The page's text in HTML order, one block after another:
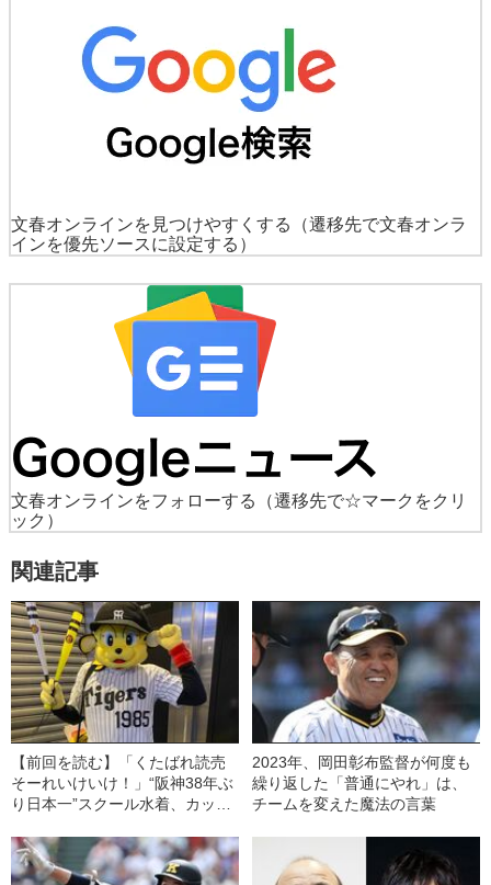
文春オンラインを見つけやすくする
（遷移先で文春オンラ
インを優先ソースに設定する）
文春オンラインをフォローする
（遷移先で☆マークをクリ
ック）
関連記事
【前回を読む】「くたばれ読売
そーれいけいけ！」“阪神38年ぶ
り日本一”スクール水着、カッパ
甲おろし「感傷の調べ」
2023年、岡田彰布監督が何度も
繰り返した「普通にやれ」は、
チームを変えた魔法の言葉